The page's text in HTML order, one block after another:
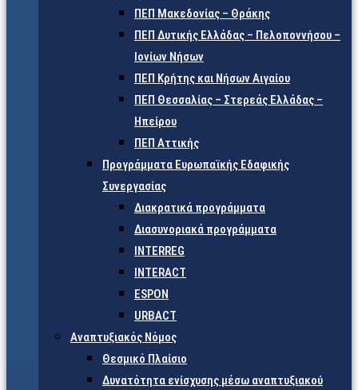
ΠΕΠ Μακεδονίας – Θράκης
ΠΕΠ Δυτικής Ελλάδας – Πελοποννήσου –
Ιονίων Νήσων
ΠΕΠ Κρήτης και Νήσων Αιγαίου
ΠΕΠ Θεσσαλίας – Στερεάς Ελλάδας –
Ηπείρου
ΠΕΠ Αττικής
Προγράμματα Ευρωπαϊκής Εδαφικής
Συνεργασίας
Διακρατικά προγράμματα
Διασυνοριακά προγράμματα
INTERREG
INTERACT
ESPON
URBACT
Αναπτυξιακός Νόμος
Θεσμικό Πλαίσιο
Δυνατότητα ενίσχυσης μέσω αναπτυξιακού